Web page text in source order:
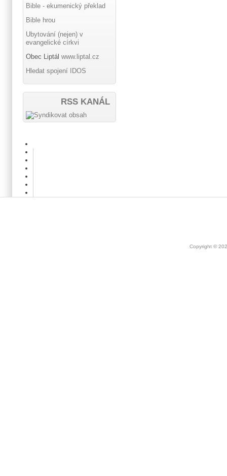
Bible - ekumenický překlad
Bible hrou
Ubytování (nejen) v
evangelické církvi
Obec Liptál www.liptal.cz
Hledat spojení IDOS
RSS KANÁL
Copyright ©